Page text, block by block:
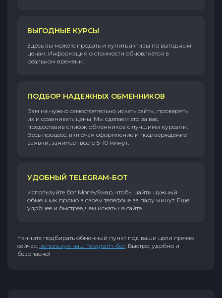
ВЫГОДНЫЕ КУРСЫ
Здесь вы можете продать и купить активы по выгодным
ценам. Информация о стоимости обновляется в
реальном времени.
ПОДБОР НАДЕЖНЫХ ОБМЕННИКОВ
Вам не нужно самостоятельно искать сайты, проверять
их и сравнивать цены. Мы сделаем это за вас,
предоставив список обменников с лучшими курсами.
Весь процесс, включая оформление и подтверждение
заявки, занимает всего 5–10 минут.
УДОБНЫЙ TELEGRAM-БОТ
Используйте бот MoneySwap, чтобы найти нужный
обменник прямо в своем телефоне за пару минут. Еще
удобнее и быстрее, чем искать на сайте.
Начните подбирать обменный пункт под ваши цели прямо
сейчас, используя наш Telegram-бот. Быстро, удобно и
безопасно!